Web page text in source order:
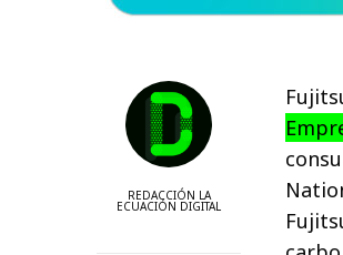
REDACCIÓN LA
ECUACIÓN DIGITAL